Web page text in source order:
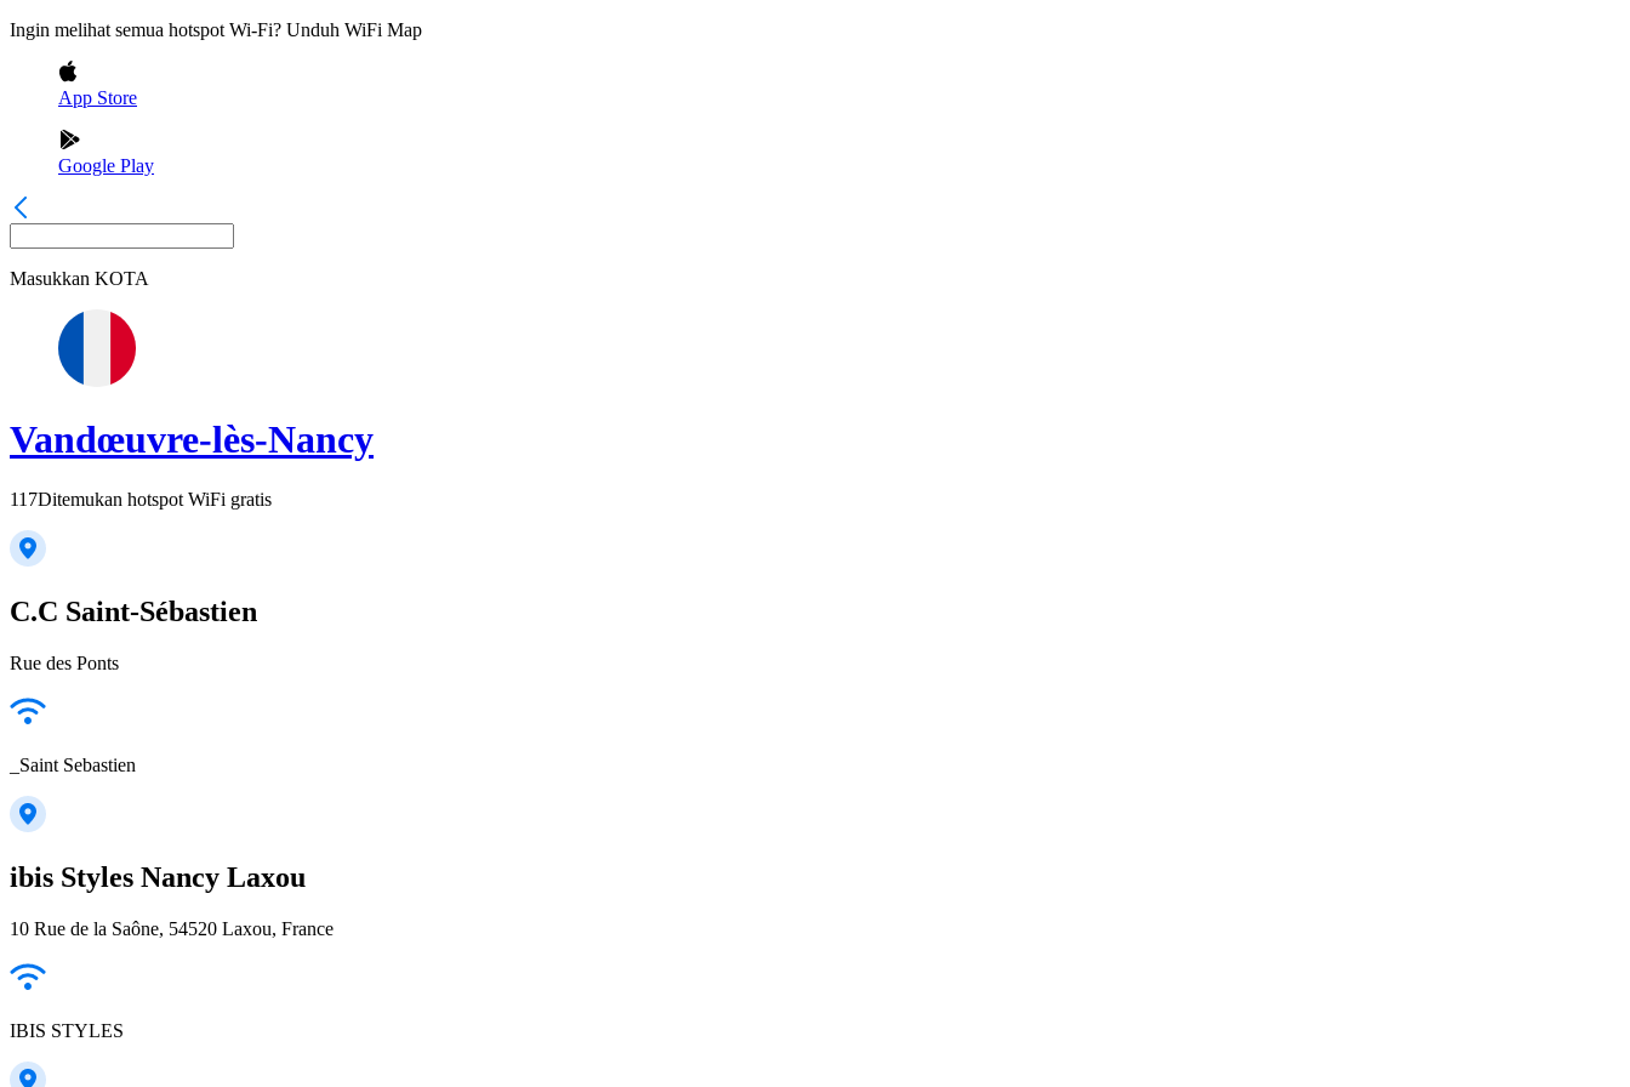
Ingin melihat semua hotspot Wi-Fi? Unduh WiFi Map
App Store
Google Play
Masukkan KOTA
Vandœuvre-lès-Nancy
117Ditemukan hotspot WiFi gratis
C.C Saint-Sébastien
Rue des Ponts
_Saint Sebastien
ibis Styles Nancy Laxou
10 Rue de la Saône, 54520 Laxou, France
IBIS STYLES